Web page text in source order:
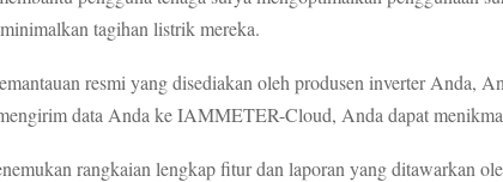
tagihan listrik mereka.
resmi yang disediakan oleh produsen inverter Anda,
data Anda ke IAMMETER-Cloud, Anda dapat
rangkaian lengkap fitur dan laporan yang ditawarkan